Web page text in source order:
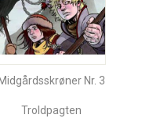
Midgårdsskrøner Nr. 3
Troldpagten